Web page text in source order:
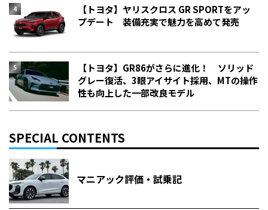
【トヨタ】ヤリスクロス GR SPORTをアッ
プデート 装備充実で魅力を高めて発売
【トヨタ】GR86がさらに進化！ ソリッド
グレー復活、3眼アイサイト採用、MTの操作
性も向上した一部改良モデル
SPECIAL CONTENTS
マニアック評価・試乗記